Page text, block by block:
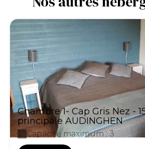
Chambre 1- Cap Gris Nez -
principale AUDINGHEN
Capacité maximum : 3